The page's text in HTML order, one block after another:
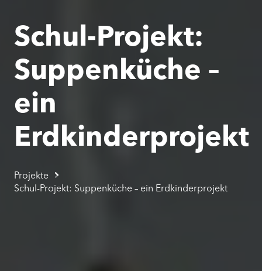
Schul-Projekt:
Suppenküche –
ein
Erdkinderprojekt
Projekte
Schul-Projekt: Suppenküche – ein Erdkinderprojekt